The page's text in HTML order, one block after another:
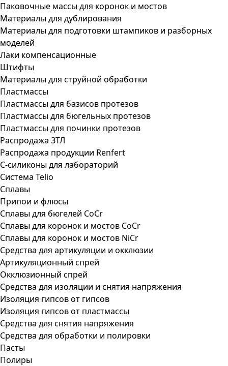
Паковочные массы для коронок и мостов
Материалы для дублирования
Материалы для подготовки штампиков и разборных
моделей
Лаки компенсационные
Штифты
Материалы для струйной обработки
Пластмассы
Пластмассы для базисов протезов
Пластмассы для бюгельных протезов
Пластмассы для починки протезов
Распродажа ЗТЛ
Распродажа продукции Renfert
С-силиконы для лабораторий
Система Telio
Сплавы
Припои и флюсы
Сплавы для бюгелей CoCr
Сплавы для коронок и мостов CoCr
Сплавы для коронок и мостов NiCr
Средства для артикуляции и окклюзии
Артикуляционный спрей
Окклюзионный спрей
Средства для изоляции и снятия напряжения
Изоляция гипсов от гипсов
Изоляция гипсов от пластмассы
Средства для снятия напряжения
Средства для обработки и полировки
Пасты
Полиры